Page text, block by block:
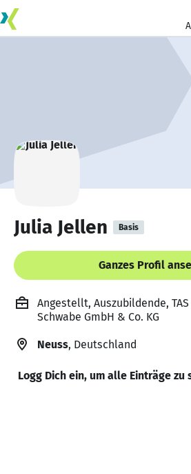
Julia Jellen Basis
Ganzes Profil
Angestellt, Auszubildende,
Schwabe GmbH & Co. KG
Neuss, Deutschland
Logg Dich ein, um alle Einträge zu